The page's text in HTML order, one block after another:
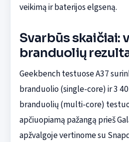
veikimą ir baterijos elgseną.
Svarbūs skaičiai:
branduolių
Geekbench testuose A37
branduolio (single-core) ir 3
branduolių (multi-core)
apčiuopiamą pažangą prieš
apžvalgoje vertinome su